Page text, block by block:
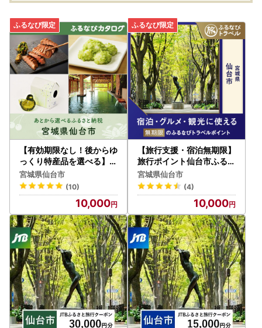
【有効期限なし！後からゆ
っくり特産品を選べる】宮
城県仙台市カタログポイン
ト
宮城県仙台市
(10)
10,000
【旅行支援・宿泊無期限】
旅行ポイント仙台市ふるな
びトラベルポイント
宮城県仙台市
(4)
10,000